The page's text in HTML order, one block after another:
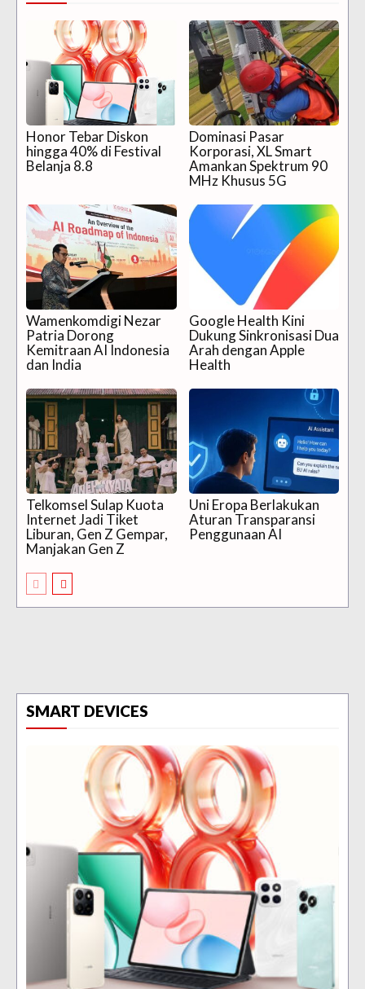
Honor Tebar Diskon
hingga 40% di Festival
Belanja 8.8
Dominasi Pasar
Korporasi, XL Smart
Amankan Spektrum 90
MHz Khusus 5G
Wamenkomdigi Nezar
Patria Dorong
Kemitraan AI Indonesia
dan India
Google Health Kini
Dukung Sinkronisasi Dua
Arah dengan Apple
Health
Telkomsel Sulap Kuota
Internet Jadi Tiket
Liburan, Gen Z Gempar,
Manjakan Gen Z
Uni Eropa Berlakukan
Aturan Transparansi
Penggunaan AI
SMART DEVICES